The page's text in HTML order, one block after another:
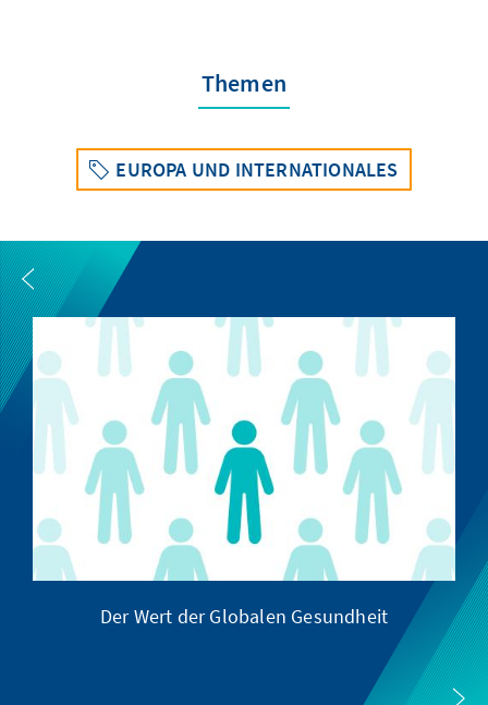
Themen
EUROPA UND INTERNATIONALES
Der Wert der Globalen Gesundheit